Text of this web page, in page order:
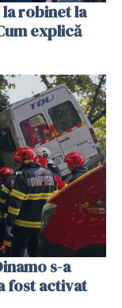
la robinet la
explică
s-a
fost activat